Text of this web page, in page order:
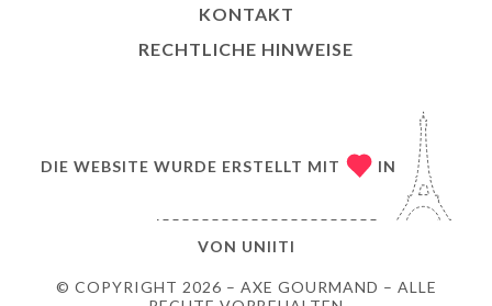
KONTAKT
RECHTLICHE HINWEISE
© COPYRIGHT 2026 – AXE GOURMAND – ALLE
DIE WEBSITE WURDE ERSTELLT MIT IN
VON UNIITI